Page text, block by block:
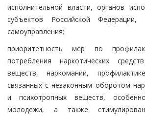
исполнительной власти, органов
субъектов Российской Федерации,
самоуправления;
приоритетность мер по
потребления наркотических
веществ, наркомании,
связанных с незаконным оборотом
и психотропных веществ,
молодежи, а также